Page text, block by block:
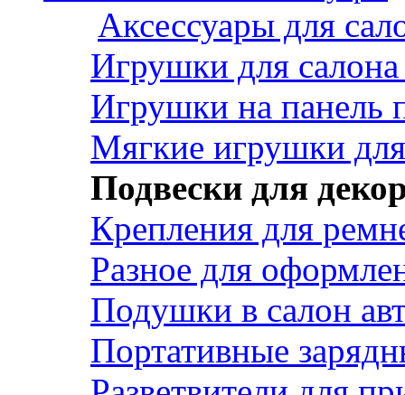
Аксессуары для
Игрушки для
Игрушки на панель
Мягкие игрушки
Подвески для
Крепления для
Разное для
Подушки в салон
Портативные